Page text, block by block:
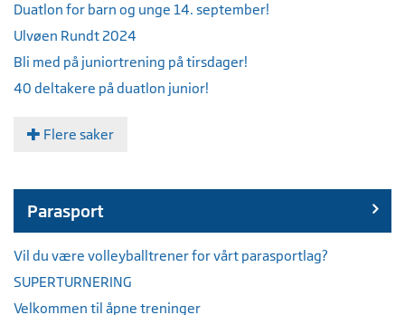
Duatlon for barn og unge 14. september!
Ulvøen Rundt 2024
Bli med på juniortrening på tirsdager!
40 deltakere på duatlon junior!
Flere saker
Parasport
Vil du være volleyballtrener for vårt parasportlag?
SUPERTURNERING
Velkommen til åpne treninger